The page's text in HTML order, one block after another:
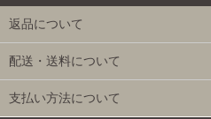
返品について
配送・送料について
支払い方法について